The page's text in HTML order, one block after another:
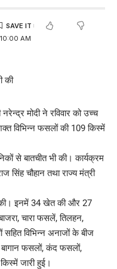
AM
मोदी ने रविवार को उच्च
विभिन्न फसलों की 109 किस्में
से बातचीत भी की। कार्यक्रम
सिंह चौहान तथा राज्य मंत्री
की। इनमें 34 खेत की और 27
चारा फसलें, तिलहन,
विभिन्न अनाजों के बीज
बागान फसलों, कंद फसलों,
जारी हुई।